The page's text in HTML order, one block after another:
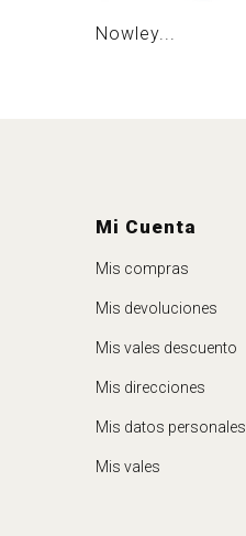
Nowley...
Mi Cuenta
Mis compras
Mis devoluciones
Mis vales descuento
Mis direcciones
Mis datos personales
Mis vales